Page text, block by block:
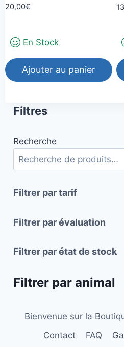
20,00€
En Stock
Ajouter au panier
Filtres
Recherche
Filtrer par tarif
Filtrer par évaluation
Filtrer par état de stock
Filtrer par animal
Bienvenue sur la
Contact
FAQ